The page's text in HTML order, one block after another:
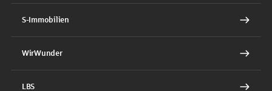
S-Immobilien
WirWunder
LBS